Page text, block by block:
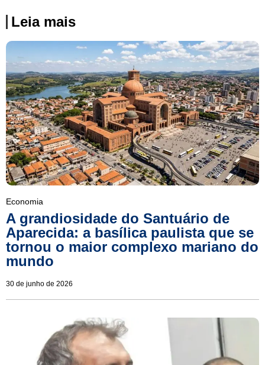
Leia mais
Economia
A grandiosidade do Santuário de
Aparecida: a basílica paulista que se
tornou o maior complexo mariano do
mundo
30 de junho de 2026